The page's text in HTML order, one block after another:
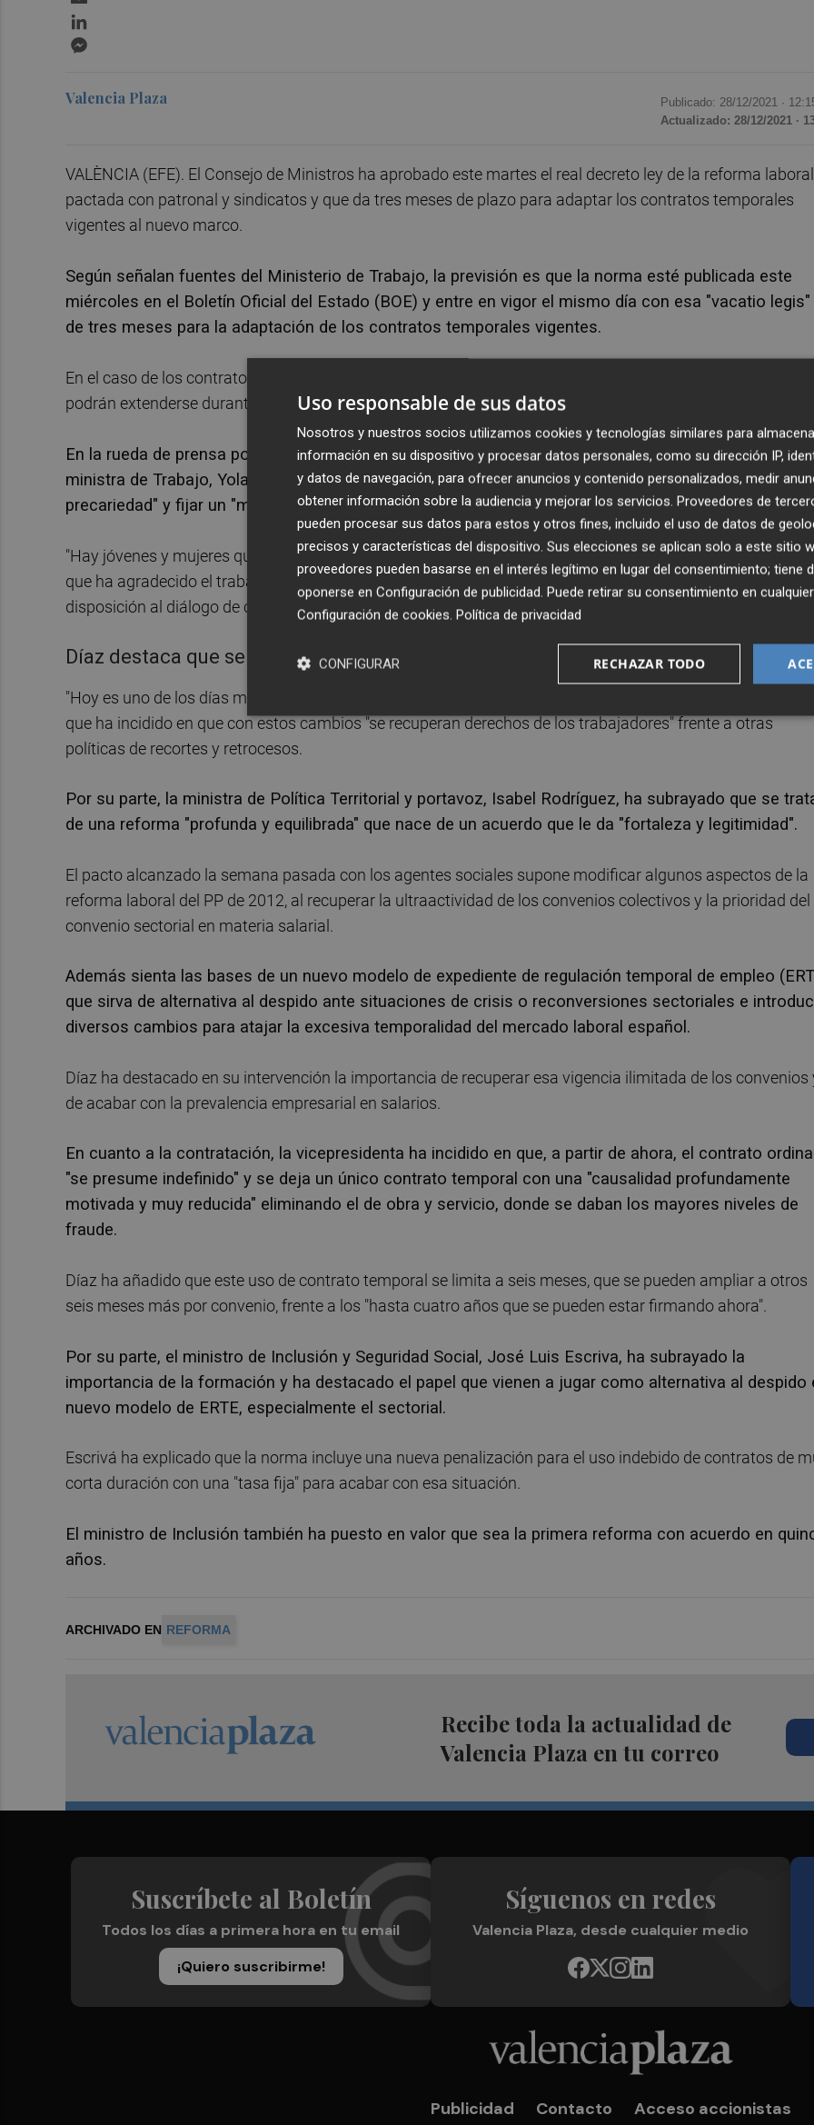
Valencia Plaza Publicado: 28/12/2021 ·
Actualizado: 28/12/2021 ·
VALÈNCIA (EFE). El Consejo de Ministros ha aprobado este martes el real decreto ley de la reforma laboral
pactada con patronal y sindicatos y que da tres meses de plazo para adaptar los contratos temporales
vigentes al nuevo marco.
Según señalan fuentes del Ministerio de Trabajo, la previsión es que la norma esté publicada este
miércoles en el Boletín Oficial del Estado (BOE) y entre en vigor el mismo día con esa "vacatio legis"
de tres meses para la adaptación de los contratos temporales vigentes.
En el caso de los contratos de la modalidad de obra y servicio, que desaparece con la nueva normativa,
podrán extenderse durante seis meses más desde la entrada en vigor de la norma.
En la rueda de prensa posterior al Consejo de Ministros, la vicepresidenta segunda del Gobierno y
ministra de Trabajo, Yolanda Díaz, ha defendido que esta reforma supone "pasar página a la
precariedad" y fijar un "marco laboral que va a cambiar la vida de la gente".
"Hay jóvenes y mujeres que no han conocido un contrato que no sea basura en la vida", ha afirmado Díaz
que ha agradecido el trabajo de los agentes sociales para sellar el acuerdo y que ha mostrado su
disposición al diálogo de cara a la tramitación parlamentaria de la norma.
Díaz destaca que se recuperan derechos de los trabajadores
"Hoy es uno de los días más importantes del Gobierno y de esta legislatura", ha señalado la vicepresidenta,
que ha incidido en que con estos cambios "se recuperan derechos de los trabajadores" frente a otras
políticas de recortes y retrocesos.
Por su parte, la ministra de Política Territorial y portavoz, Isabel Rodríguez, ha subrayado que se
de una reforma "profunda y equilibrada" que nace de un acuerdo que le da "fortaleza y legitimidad".
El pacto alcanzado la semana pasada con los agentes sociales supone modificar algunos aspectos de la
reforma laboral del PP de 2012, al recuperar la ultraactividad de los convenios colectivos y la prioridad del
convenio sectorial en materia salarial.
Además sienta las bases de un nuevo modelo de expediente de regulación temporal de empleo
que sirva de alternativa al despido ante situaciones de crisis o reconversiones sectoriales e
diversos cambios para atajar la excesiva temporalidad del mercado laboral español.
Díaz ha destacado en su intervención la importancia de recuperar esa vigencia ilimitada de los convenios
de acabar con la prevalencia empresarial en salarios.
En cuanto a la contratación, la vicepresidenta ha incidido en que, a partir de ahora, el contrato
"se presume indefinido" y se deja un único contrato temporal con una "causalidad profundamente
motivada y muy reducida" eliminando el de obra y servicio, donde se daban los mayores niveles de
fraude.
Díaz ha añadido que este uso de contrato temporal se limita a seis meses, que se pueden ampliar a otros
seis meses más por convenio, frente a los "hasta cuatro años que se pueden estar firmando ahora".
Por su parte, el ministro de Inclusión y Seguridad Social, José Luis Escriva, ha subrayado la
importancia de la formación y ha destacado el papel que vienen a jugar como alternativa al despido
nuevo modelo de ERTE, especialmente el sectorial.
Escrivá ha explicado que la norma incluye una nueva penalización para el uso indebido de contratos de
corta duración con una "tasa fija" para acabar con esa situación.
El ministro de Inclusión también ha puesto en valor que sea la primera reforma con acuerdo en
años.
ARCHIVADO EN REFORMA
Recibe toda la actualidad de
Valencia Plaza en tu correo
Suscríbete al Boletín
Todos los días a primera hora en tu email
¡Quiero suscribirme!
Síguenos en redes
Valencia Plaza, desde cualquier medio
Publicidad Contacto Acceso accionistas
Uso responsable de sus datos
Nosotros y nuestros socios utilizamos cookies y tecnologías similares para
información en su dispositivo y procesar datos personales, como su dirección IP,
y datos de navegación, para ofrecer anuncios y contenido personalizados, medir
obtener información sobre la audiencia y mejorar los servicios. Proveedores de
pueden procesar sus datos para estos y otros fines, incluido el uso de datos de
precisos y características del dispositivo. Sus elecciones se aplican solo a este sitio
proveedores pueden basarse en el interés legítimo en lugar del consentimiento; tiene
oponerse en Configuración de publicidad. Puede retirar su consentimiento en
Configuración de cookies. Política de privacidad
RECHAZAR TODO
CONFIGURAR